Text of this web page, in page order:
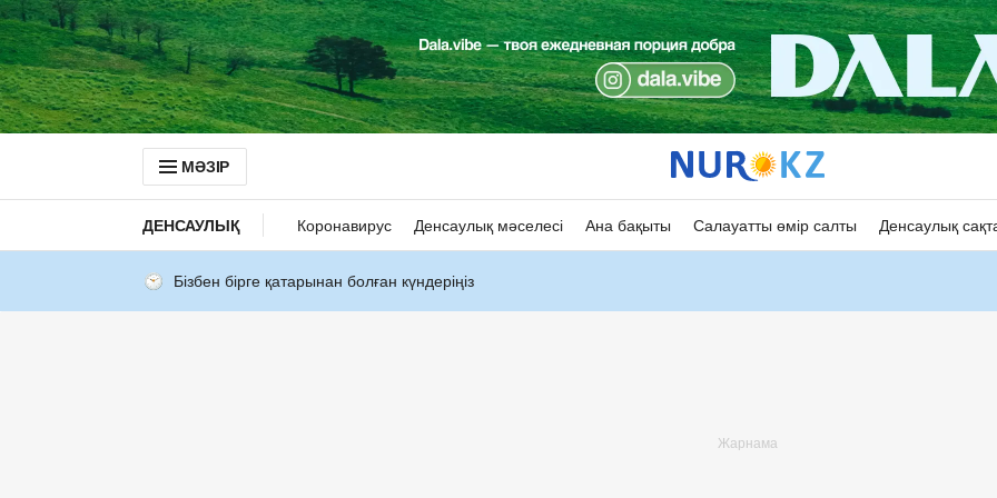
МӘЗІР
ДЕНСАУЛЫҚ Коронавирус Денсаулық мәселесі Ана бақыты Салауатты өмір салты Денсаулық
Бізбен бірге қатарынан болған күндеріңіз